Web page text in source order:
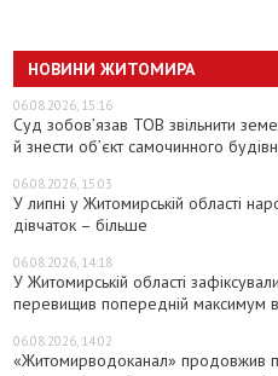
НОВИНИ ЖИТОМИРА
06.08.2026, 15:16
Суд зобов’язав ТОВ звільнити
й знести об’єкт самочинного
06.08.2026, 15:03
У липні у Житомирській області
дівчаток – більше
06.08.2026, 14:18
У Житомирській області
перевищив попередній максимум
06.08.2026, 14:02
«Житомирводоканал» продовжив